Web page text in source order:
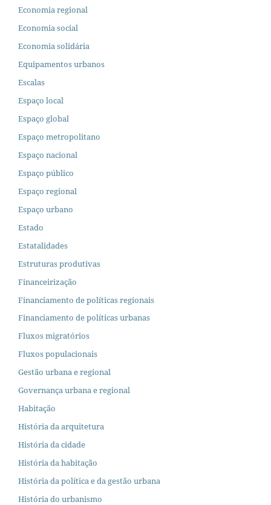
Economia regional
Economia social
Economia solidária
Equipamentos urbanos
Escalas
Espaço local
Espaço global
Espaço metropolitano
Espaço nacional
Espaço público
Espaço regional
Espaço urbano
Estado
Estatalidades
Estruturas produtivas
Financeirização
Financiamento de políticas regionais
Financiamento de políticas urbanas
Fluxos migratórios
Fluxos populacionais
Gestão urbana e regional
Governança urbana e regional
Habitação
História da arquitetura
História da cidade
História da habitação
História da política e da gestão urbana
História do urbanismo